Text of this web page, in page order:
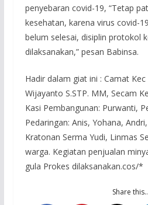
penyebaran covid-19, “Tetap
kesehatan, karena virus covid-
belum selesai, disiplin protokol
dilaksanakan,” pesan Babinsa.
Hadir dalam giat ini : Camat
Wijayanto S.STP. MM, Secam
Kasi Pembangunan: Purwanti,
Pedaringan: Anis, Yohana,
Kratonan Serma Yudi, Linmas
warga. Kegiatan penjualan
gula Prokes dilaksanakan.cos/*
Share